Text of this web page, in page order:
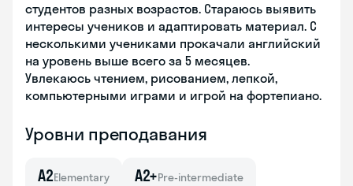
студентов разных возрастов. Стараюсь выявить
интересы учеников и адаптировать материал. С
несколькими учениками прокачали английский
на уровень выше всего за 5 месяцев.
Увлекаюсь чтением, рисованием, лепкой,
компьютерными играми и игрой на фортепиано.
Уровни преподавания
A2Elementary A2+Pre-intermediate